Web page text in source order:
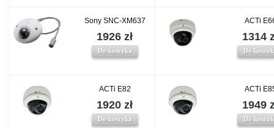
Sony SNC-XM637
1926 zł
Do koszyka
ACTi
1314
Do
ACTi E82
1920 zł
Do koszyka
ACTi
1949
Do